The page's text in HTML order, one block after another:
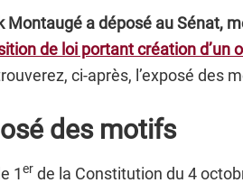
Montaugé a déposé au Sénat,
de loi portant création d’un
ci-après, l’exposé des
des motifs
1er de la Constitution du 4